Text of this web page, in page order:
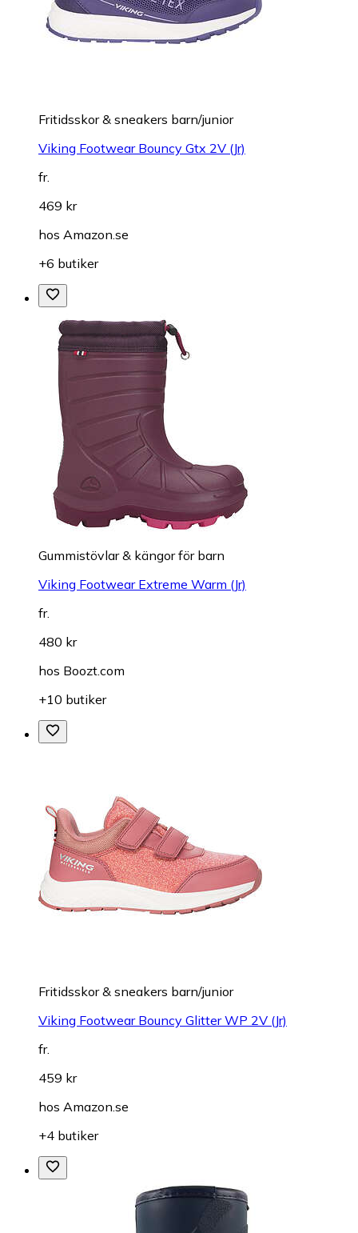
Fritidsskor & sneakers barn/junior
Viking Footwear Bouncy Gtx 2V (Jr)
fr.
469 kr
hos Amazon.se
+6 butiker
Gummistövlar & kängor för barn
Viking Footwear Extreme Warm (Jr)
fr.
480 kr
hos Boozt.com
+10 butiker
Fritidsskor & sneakers barn/junior
Viking Footwear Bouncy Glitter WP 2V (Jr)
fr.
459 kr
hos Amazon.se
+4 butiker